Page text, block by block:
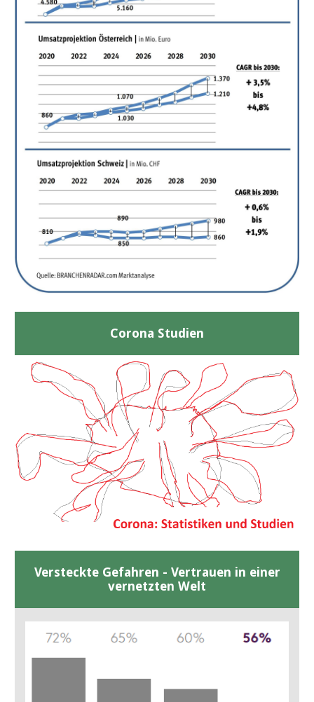
Corona Studien
Versteckte Gefahren - Vertrauen in einer
vernetzten Welt